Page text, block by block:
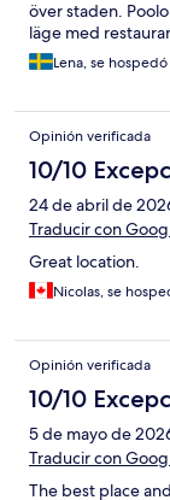
över staden.
läge med
Lena, se
Opinión verificada
10/10
24 de abril de
Traducir con
Great location.
Nicolas, se
Opinión verificada
10/10
5 de mayo de
Traducir con
The best place